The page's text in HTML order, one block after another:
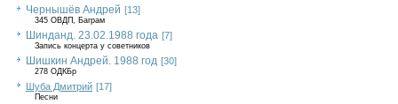
Чернышёв Андрей [13]
345 ОВДП, Баграм
Шинданд. 23.02.1988 года [7]
Запись концерта у советников
Шишкин Андрей. 1988 год [30]
278 ОДКБр
Шуба Дмитрий [17]
Песни